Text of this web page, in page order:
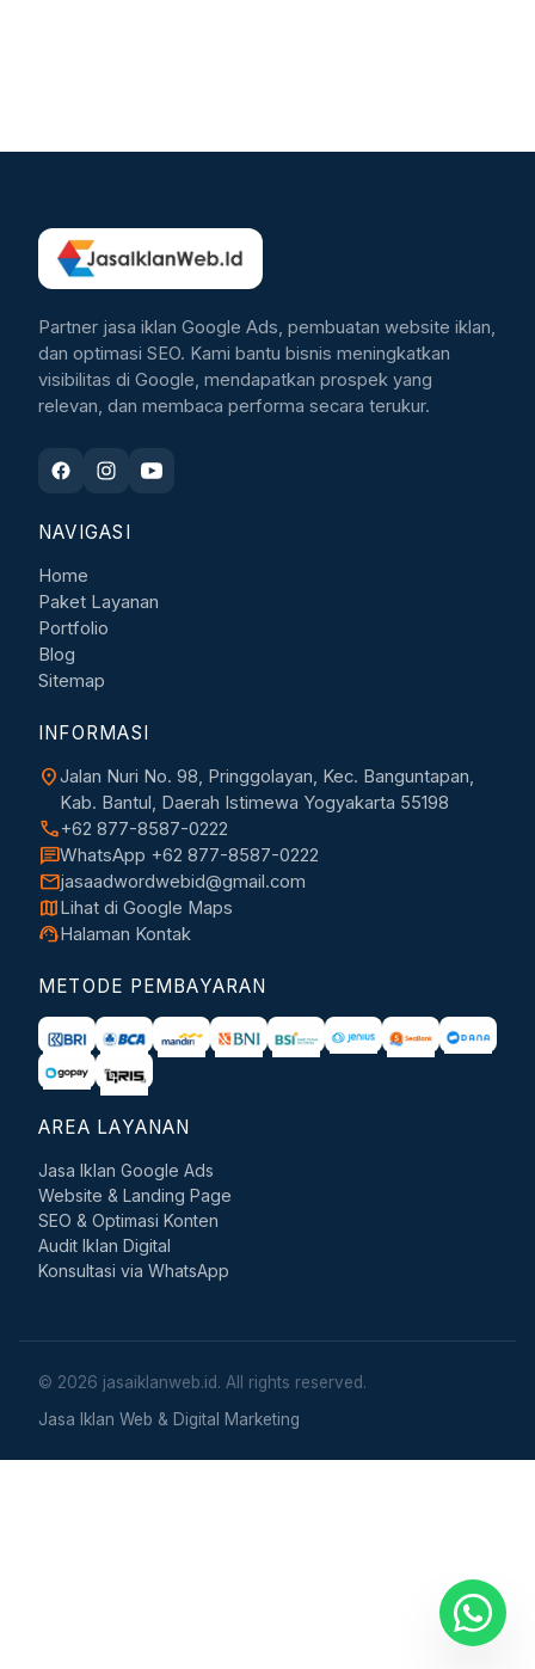
Partner jasa iklan Google Ads, pembuatan website iklan,
dan optimasi SEO. Kami bantu bisnis meningkatkan
visibilitas di Google, mendapatkan prospek yang
relevan, dan membaca performa secara terukur.
NAVIGASI
Home
Paket Layanan
Portfolio
Blog
Sitemap
INFORMASI
location_onJalan Nuri No. 98, Pringgolayan, Kec. Banguntapan,
Kab. Bantul, Daerah Istimewa Yogyakarta 55198
call+62 877-8587-0222
chatWhatsApp +62 877-8587-0222
mailjasaadwordwebid@gmail.com
mapLihat di Google Maps
support_agentHalaman Kontak
METODE PEMBAYARAN
AREA LAYANAN
Jasa Iklan Google Ads
Website & Landing Page
SEO & Optimasi Konten
Audit Iklan Digital
Konsultasi via WhatsApp
© 2026 jasaiklanweb.id. All rights reserved.
Jasa Iklan Web & Digital Marketing